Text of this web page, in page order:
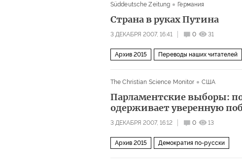
Süddeutsche Zeitung Германия
Страна в руках Путина
3 ДЕКАБРЯ 2007, 16:41 0 31
Архив 2015 Переводы наших читателей
The Christian Science Monitor США
Парламентские выборы:
одерживает уверенную
3 ДЕКАБРЯ 2007, 16:12 0 13
Архив 2015 Демократия по-русски